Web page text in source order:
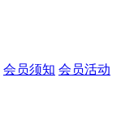
会员须知 会员活动